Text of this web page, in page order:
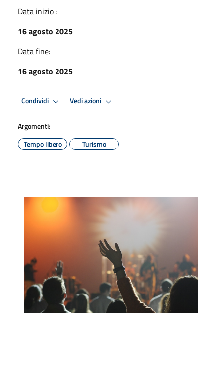
Data inizio :
16 agosto 2025
Data fine:
16 agosto 2025
Condividi Vedi azioni
Argomenti:
Tempo libero
Turismo